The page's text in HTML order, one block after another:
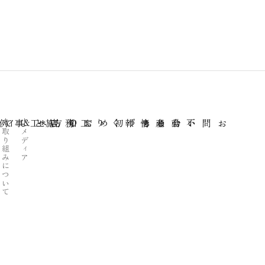
お問い合わせ
不動産情報
まちづくり工務店として 初めての方へ
事例
メディア
取り組みについて